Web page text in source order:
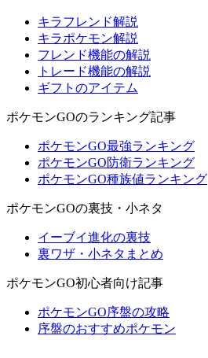
キラフレンド解説
キラポケモン解説
フレンド機能の解説
トレード機能の解説
ギフトのアイテム
ポケモンGOのランキング記事
ポケモンGO最強ランキング
ポケモンGO防衛ランキング
ポケモンGO種族値ランキング
ポケモンGOの裏技・小ネタ
イーブイ進化の裏技
裏ワザ・小ネタまとめ
ポケモンGO初心者向け記事
ポケモンGO序盤の攻略
序盤のおすすめポケモン